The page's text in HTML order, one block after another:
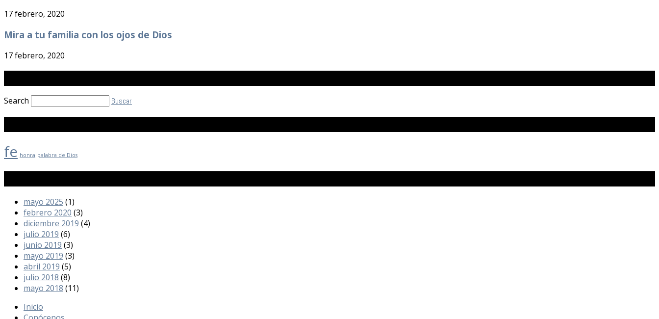
17 febrero, 2020
Mira a tu familia con los ojos de Dios
17 febrero, 2020
Search Buscar
fe honra palabra de Dios
mayo 2025 (1)
febrero 2020 (3)
diciembre 2019 (4)
julio 2019 (6)
junio 2019 (3)
mayo 2019 (3)
abril 2019 (5)
julio 2018 (8)
mayo 2018 (11)
Inicio